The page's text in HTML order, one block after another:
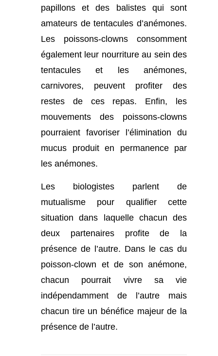
papillons et des balistes qui sont
amateurs de tentacules d’anémones.
Les poissons-clowns consomment
également leur nourriture au sein des
tentacules et les anémones,
carnivores, peuvent profiter des
restes de ces repas. Enfin, les
mouvements des poissons-clowns
pourraient favoriser l’élimination du
mucus produit en permanence par
les anémones.
Les biologistes parlent de
mutualisme pour qualifier cette
situation dans laquelle chacun des
deux partenaires profite de la
présence de l’autre. Dans le cas du
poisson-clown et de son anémone,
chacun pourrait vivre sa vie
indépendamment de l’autre mais
chacun tire un bénéfice majeur de la
présence de l’autre.